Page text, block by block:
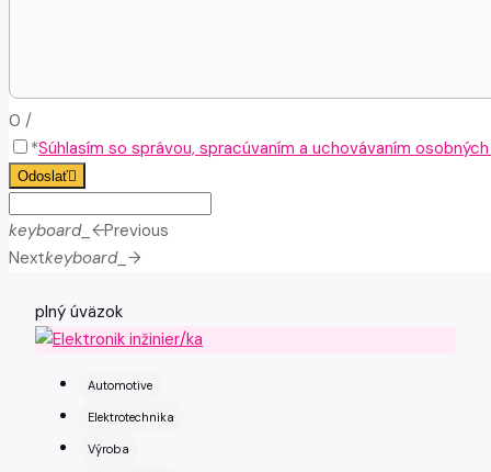
0 /
*Súhlasím so správou, spracúvaním a uchovávaním
Odoslať
keyboard_arrow_leftPrevious
Nextkeyboard_arrow_right
plný úväzok
Automotive
Elektrotechnika
Výroba